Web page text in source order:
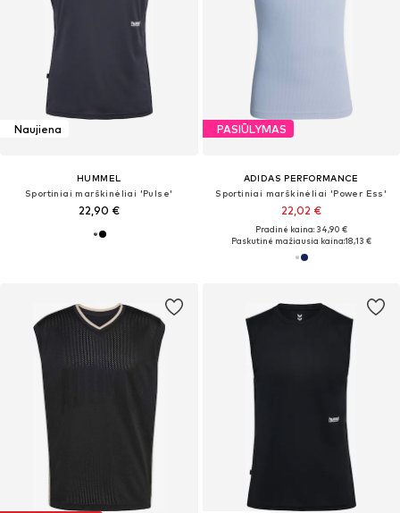
Naujiena
HUMMEL
Sportiniai marškinėliai 'Pulse'
22,90 €
PASIŪLYMAS
ADIDAS PERFORMANCE
Sportiniai marškinėliai 'Power Ess'
22,02 €
Pradinė kaina: 34,90 €
Paskutinė mažiausia kaina:18,13 €